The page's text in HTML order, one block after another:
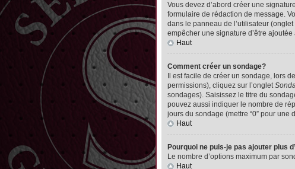
Vous devez d’abord créer une
formulaire de rédaction de message.
dans le panneau de l’utilisateur (onglet
empêcher une signature d’être
Haut
Comment créer un sondage?
Il est facile de créer un sondage, lors
permissions), cliquez sur l’onglet
sondages). Saisissez le titre du
pouvez aussi indiquer le nombre de
jours du sondage (mettre “0” pour
Haut
Pourquoi ne puis-je pas ajouter plus
Le nombre d’options maximum par
Haut